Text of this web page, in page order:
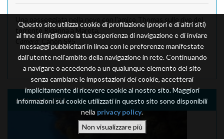
torrente Ridanna a Mareta.
: Canon S95
settembre 2011
Questo sito utilizza cookie di profilazione (propri e di altri siti)
al fine di migliorare la tua esperienza di navigazione e di inviare
messaggi pubblicitari in linea con le preferenze manifestate
dall'utente nell'ambito della navigazione in rete. Continuando
a navigare o accedendo a un qualunque elemento del sito
senza cambiare le impostazioni dei cookie, accetterai
implicitamente di ricevere cookie al nostro sito. Maggiori
informazioni sui cookie utilizzati in questo sito sono disponibili
nella privacy policy.